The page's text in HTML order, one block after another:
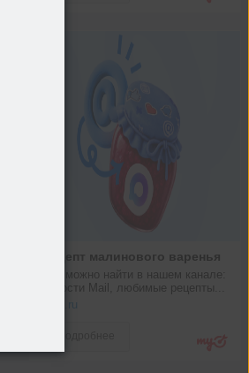
Рецепт малинового варенья
Что можно найти в нашем канале:
новости Mail, любимые рецепты...
max.ru